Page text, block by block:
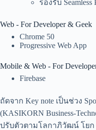
รองรับ Seamless
Web - For Developer & Geek
Chrome 50
Progressive Web App
Mobile & Web - For
Firebase
ถัดจาก Key note เป็นช่วง
(KASIKORN Business-
ปรับตัวตามโลกาภิวัฒน์ โยก